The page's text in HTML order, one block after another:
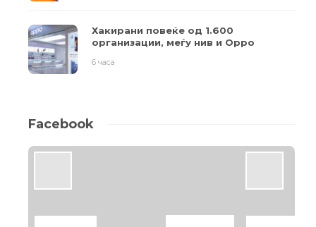
Хакирани повеќе од 1.600
организации, меѓу нив и Oppo
6 часа
Facebook